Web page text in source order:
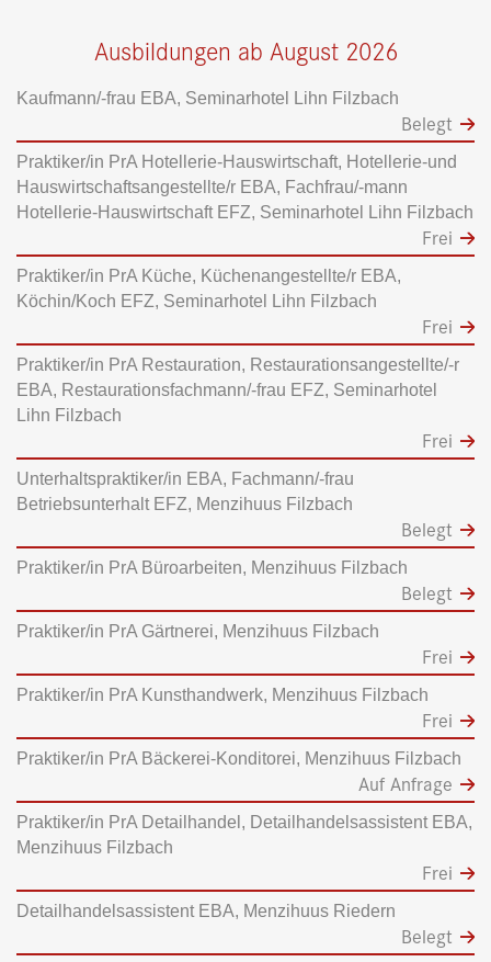
Ausbildungen ab August 2026
Kaufmann/-frau EBA, Seminarhotel Lihn Filzbach
Belegt
Praktiker/in PrA Hotellerie-Hauswirtschaft, Hotellerie-und
Hauswirtschaftsangestellte/r EBA, Fachfrau/-mann
Hotellerie-Hauswirtschaft EFZ, Seminarhotel Lihn Filzbach
Frei
Praktiker/in PrA Küche, Küchenangestellte/r EBA,
Köchin/Koch EFZ, Seminarhotel Lihn Filzbach
Frei
Praktiker/in PrA Restauration, Restaurationsangestellte/-r
EBA, Restaurationsfachmann/-frau EFZ, Seminarhotel
Lihn Filzbach
Frei
Unterhaltspraktiker/in EBA, Fachmann/-frau
Betriebsunterhalt EFZ, Menzihuus Filzbach
Belegt
Praktiker/in PrA Büroarbeiten, Menzihuus Filzbach
Belegt
Praktiker/in PrA Gärtnerei, Menzihuus Filzbach
Frei
Praktiker/in PrA Kunsthandwerk, Menzihuus Filzbach
Frei
Praktiker/in PrA Bäckerei-Konditorei, Menzihuus Filzbach
Auf Anfrage
Praktiker/in PrA Detailhandel, Detailhandelsassistent EBA,
Menzihuus Filzbach
Frei
Detailhandelsassistent EBA, Menzihuus Riedern
Belegt